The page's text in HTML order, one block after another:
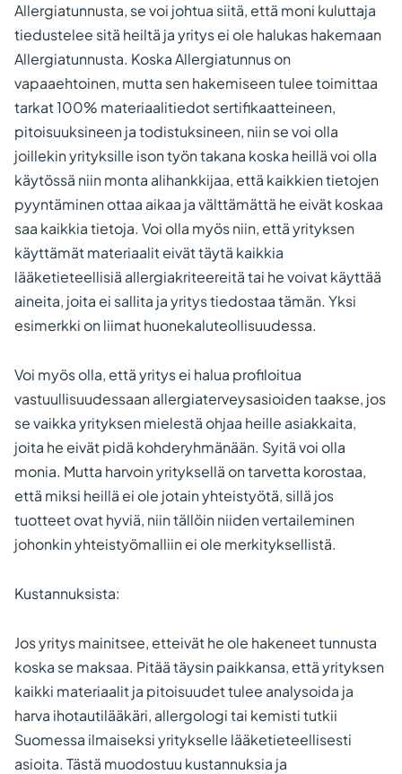
Allergiatunnusta, se voi johtua siitä, että moni kuluttaja
tiedustelee sitä heiltä ja yritys ei ole halukas hakemaan
Allergiatunnusta. Koska Allergiatunnus on
vapaaehtoinen, mutta sen hakemiseen tulee toimittaa
tarkat 100% materiaalitiedot sertifikaatteineen,
pitoisuuksineen ja todistuksineen, niin se voi olla
joillekin yrityksille ison työn takana koska heillä voi olla
käytössä niin monta alihankkijaa, että kaikkien tietojen
pyyntäminen ottaa aikaa ja välttämättä he eivät koskaa
saa kaikkia tietoja. Voi olla myös niin, että yrityksen
käyttämät materiaalit eivät täytä kaikkia
lääketieteellisiä allergiakriteereitä tai he voivat käyttää
aineita, joita ei sallita ja yritys tiedostaa tämän. Yksi
esimerkki on liimat huonekaluteollisuudessa.
Voi myös olla, että yritys ei halua profiloitua
vastuullisuudessaan allergiaterveysasioiden taakse, jos
se vaikka yrityksen mielestä ohjaa heille asiakkaita,
joita he eivät pidä kohderyhmänään. Syitä voi olla
monia. Mutta harvoin yrityksellä on tarvetta korostaa,
että miksi heillä ei ole jotain yhteistyötä, sillä jos
tuotteet ovat hyviä, niin tällöin niiden vertaileminen
johonkin yhteistyömalliin ei ole merkityksellistä.
Kustannuksista:
Jos yritys mainitsee, etteivät he ole hakeneet tunnusta
koska se maksaa. Pitää täysin paikkansa, että yrityksen
kaikki materiaalit ja pitoisuudet tulee analysoida ja
harva ihotautilääkäri, allergologi tai kemisti tutkii
Suomessa ilmaiseksi yritykselle lääketieteellisesti
asioita. Tästä muodostuu kustannuksia ja